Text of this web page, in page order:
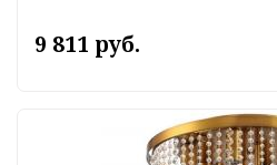
9 811 руб.